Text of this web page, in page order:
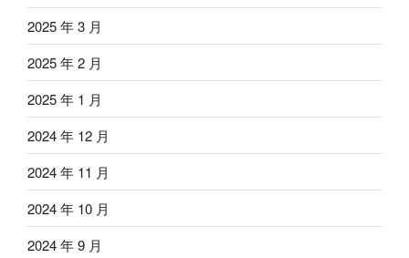
2025 年 3 月
2025 年 2 月
2025 年 1 月
2024 年 12 月
2024 年 11 月
2024 年 10 月
2024 年 9 月